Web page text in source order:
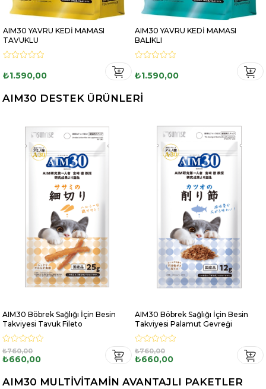
AIM30 YAVRU KEDİ MAMASI
TAVUKLU
₺1.590,00
AIM30 YAVRU KEDİ MAMASI
BALIKLI
₺1.590,00
AIM30 DESTEK ÜRÜNLERİ
AIM30 Böbrek Sağlığı İçin Besin
Takviyesi Tavuk Fileto
₺660,00
₺760,00
AIM30 Böbrek Sağlığı İçin Besin
Takviyesi Palamut Gevreği
₺660,00
₺760,00
AIM30 MULTİVİTAMİN AVANTAJLI PAKETLER